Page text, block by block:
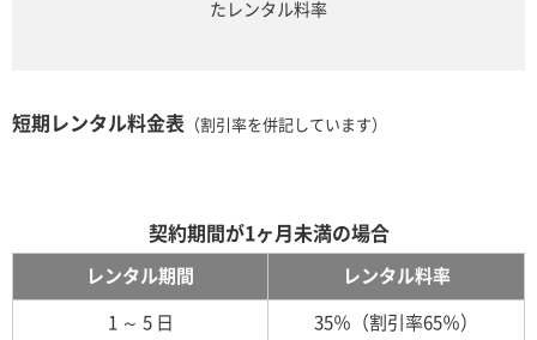
たレンタル料率
短期レンタル料金表 （割引率を併記しています）
契約期間が1ヶ月未満の場合
レンタル期間 レンタル料率
1 ～ 5 日 35％（割引率65％）